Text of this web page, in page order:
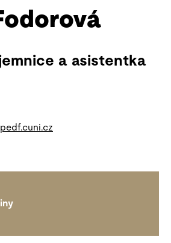
a asistentka